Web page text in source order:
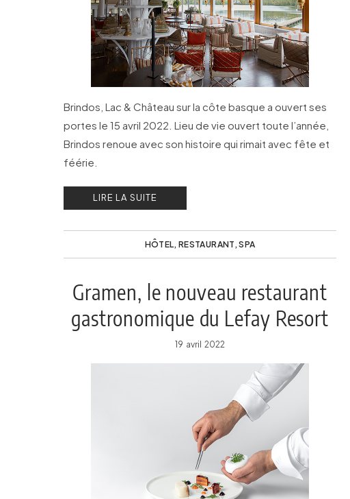
Brindos, Lac & Château sur la côte basque a ouvert ses
portes le 15 avril 2022. Lieu de vie ouvert toute l’année,
Brindos renoue avec son histoire qui rimait avec fête et
féérie.
LIRE LA SUITE
HÔTEL,RESTAURANT,SPA
Gramen, le nouveau restaurant
gastronomique du Lefay Resort
& Spa Lago di Garda
19 avril 2022